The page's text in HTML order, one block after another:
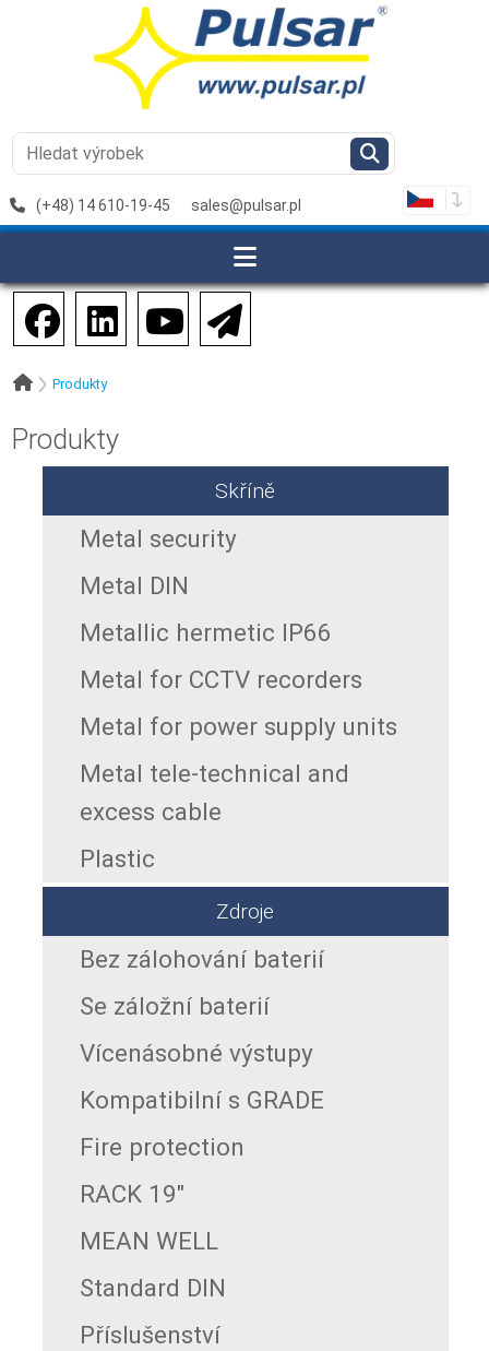
(+48) 14 610-19-45 sales@pulsar.pl
Produkty
Produkty
Skříně
Metal security
Metal DIN
Metallic hermetic IP66
Metal for CCTV recorders
Metal for power supply units
Metal tele-technical and
excess cable
Plastic
Zdroje
Bez zálohování baterií
Se záložní baterií
Vícenásobné výstupy
Kompatibilní s GRADE
Fire protection
RACK 19"
MEAN WELL
Standard DIN
Příslušenství